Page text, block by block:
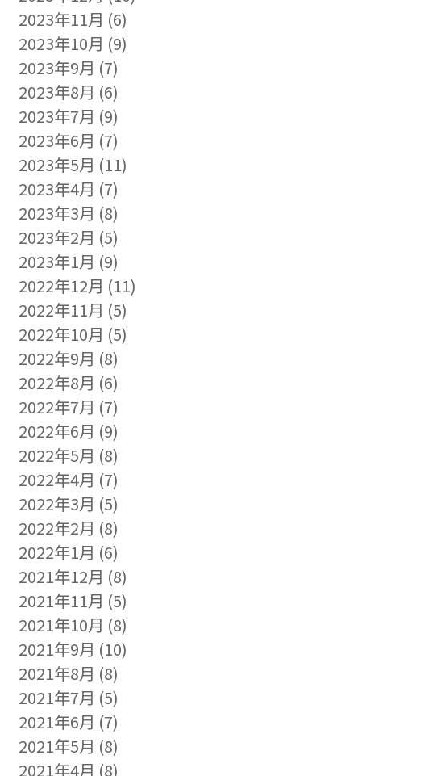
2023年11月 (6)
2023年10月 (9)
2023年9月 (7)
2023年8月 (6)
2023年7月 (9)
2023年6月 (7)
2023年5月 (11)
2023年4月 (7)
2023年3月 (8)
2023年2月 (5)
2023年1月 (9)
2022年12月 (11)
2022年11月 (5)
2022年10月 (5)
2022年9月 (8)
2022年8月 (6)
2022年7月 (7)
2022年6月 (9)
2022年5月 (8)
2022年4月 (7)
2022年3月 (5)
2022年2月 (8)
2022年1月 (6)
2021年12月 (8)
2021年11月 (5)
2021年10月 (8)
2021年9月 (10)
2021年8月 (8)
2021年7月 (5)
2021年6月 (7)
2021年5月 (8)
2021年4月 (8)